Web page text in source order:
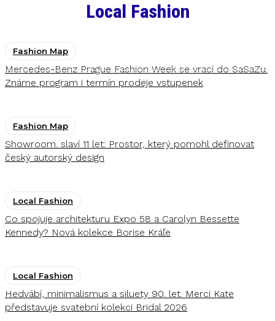
Local Fashion
Fashion Map
Mercedes-Benz Prague Fashion Week se vrací do SaSaZu.
Známe program i termín prodeje vstupenek
Fashion Map
Showroom. slaví 11 let: Prostor, který pomohl definovat
český autorský design
Local Fashion
Co spojuje architekturu Expo 58 a Carolyn Bessette
Kennedy? Nová kolekce Borise Kráľe
Local Fashion
Hedvábí, minimalismus a siluety 90. let. Merci Kate
představuje svatební kolekci Bridal 2026